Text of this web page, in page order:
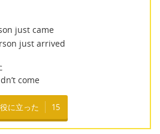
just came
just arrived
come
役に立った 15